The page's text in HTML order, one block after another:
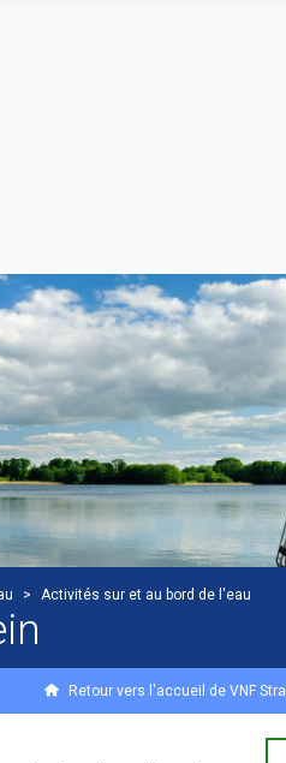
> Activités sur et au bord de l'eau
Retour vers l'accueil de VNF